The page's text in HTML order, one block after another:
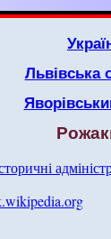
Львівська